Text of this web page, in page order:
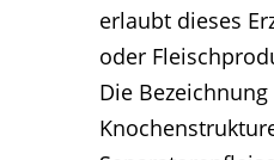
erlaubt dieses
oder
Die